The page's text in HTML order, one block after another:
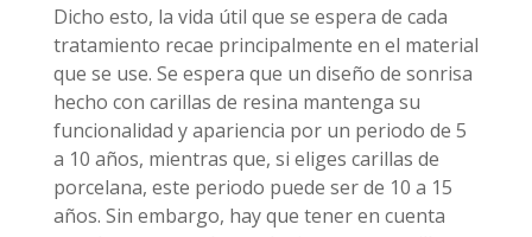
Dicho esto, la vida útil que se espera de cada
tratamiento recae principalmente en el material
que se use. Se espera que un diseño de sonrisa
hecho con carillas de resina mantenga su
funcionalidad y apariencia por un periodo de 5
a 10 años, mientras que, si eliges carillas de
porcelana, este periodo puede ser de 10 a 15
años. Sin embargo, hay que tener en cuenta